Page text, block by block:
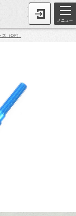
メニュー
（OP）